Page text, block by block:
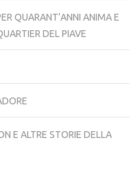
QUARANT’ANNI ANIMA E
DEL PIAVE
E ALTRE STORIE DELLA